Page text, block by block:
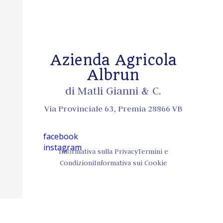
Azienda Agricola
Albrun
di Matli Gianni & C.
Via Provinciale 63, Premia 28866 VB
facebook
instagram
Informativa sulla PrivacyTermini e
CondizioniInformativa sui Cookie